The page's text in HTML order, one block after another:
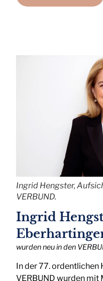
Ingrid Hengster,
VERBUND.
Ingrid
wurden neu in den
In der 77.
VERBUND wurden mit